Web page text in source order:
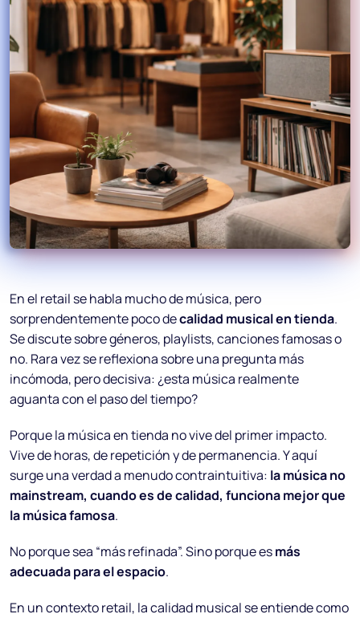
En el retail se habla mucho de música, pero
sorprendentemente poco decalidad musical en tienda.
Se discute sobre géneros, playlists, canciones famosas o
no. Rara vez se reflexiona sobre una pregunta más
incómoda, pero decisiva: ¿esta música realmente
aguanta con el paso del tiempo?
Porque la música en tienda no vive del primer impacto.
Vive de horas, de repetición y de permanencia. Y aquí
surge una verdad a menudo contraintuitiva: la música no
mainstream, cuando es de calidad, funciona mejor que
la música famosa.
No porque sea “más refinada”. Sino porque esmás
adecuada para el espacio.
En un contexto retail, la calidad musical se entiende como